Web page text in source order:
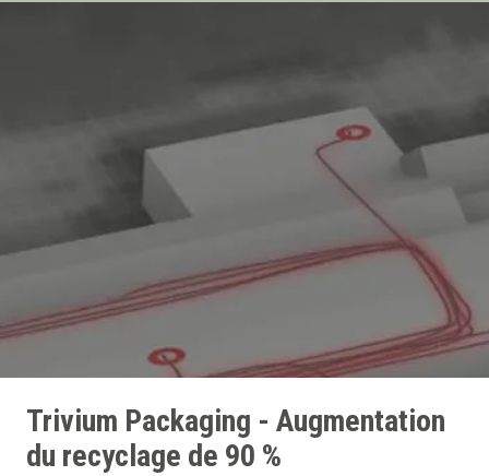
Trivium Packaging - Augmentation
du recyclage de 90 %